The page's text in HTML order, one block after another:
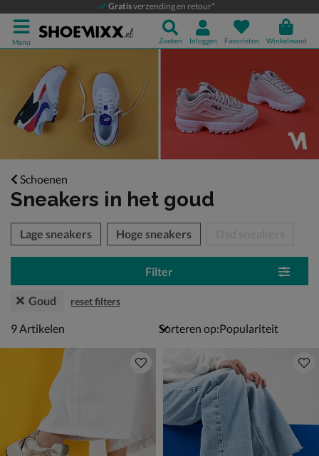
Gratisverzending en retour*
Menu Zoeken Inloggen Favorieten Winkelmand
Schoenen
Sneakers in het goud
over
Lage sneakers Hoge sneakers
Filter
Goud reset filters
9 artikelen
9 Artikelen Sorteren op: